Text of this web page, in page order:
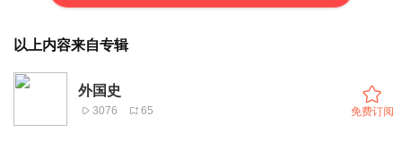
以上内容来自专辑
外国史
3076 65 免费订阅